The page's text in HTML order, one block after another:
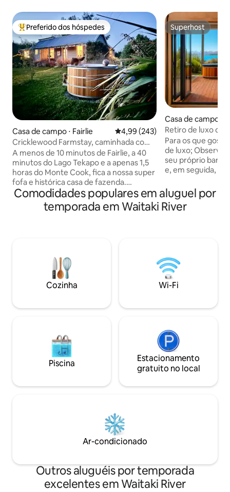
Entre os melhores preferidos dos hóspedes
Preferido dos hóspedes
Casa de campo ⋅ Fairlie 4,99 de uma avaliação média de
4,99 (243)
Cricklewood Farmstay, caminhada com
alpacas e banheira de hidromassagem
A menos de 10 minutos de Fairlie, a 40
minutos do Lago Tekapo e a apenas 1,5
horas do Monte Cook, fica a nossa super
fofa e histórica casa de fazenda.
Observe e acaricie nossos animais
amigáveis da casa de campo e
experimente algumas das melhores
no qual você visitará alguns dos nossos
animais amigáveis, incluindo a
alimentação de nossos cordeiros de
estimação (agosto-dezembro), uma
cavalos, gatos, cães e galinhas amigáveis
Superhost
Superhost
Casa de campo ⋅
po
Retiro de luxo do
Tekapo
Para os que
de luxo; Observe a Via Láctea a partir do
seu próprio
e, em seguida,
cama king size
luxo, olhando
as montanhas
estar durante o
sofá ou no
noite. Isto é o
Comodidades populares em aluguel por
temporada em Waitaki River
Cozinha Wi-Fi
Piscina
Estacionamento
gratuito no local
Ar-condicionado
Outros aluguéis por temporada
excelentes em Waitaki River